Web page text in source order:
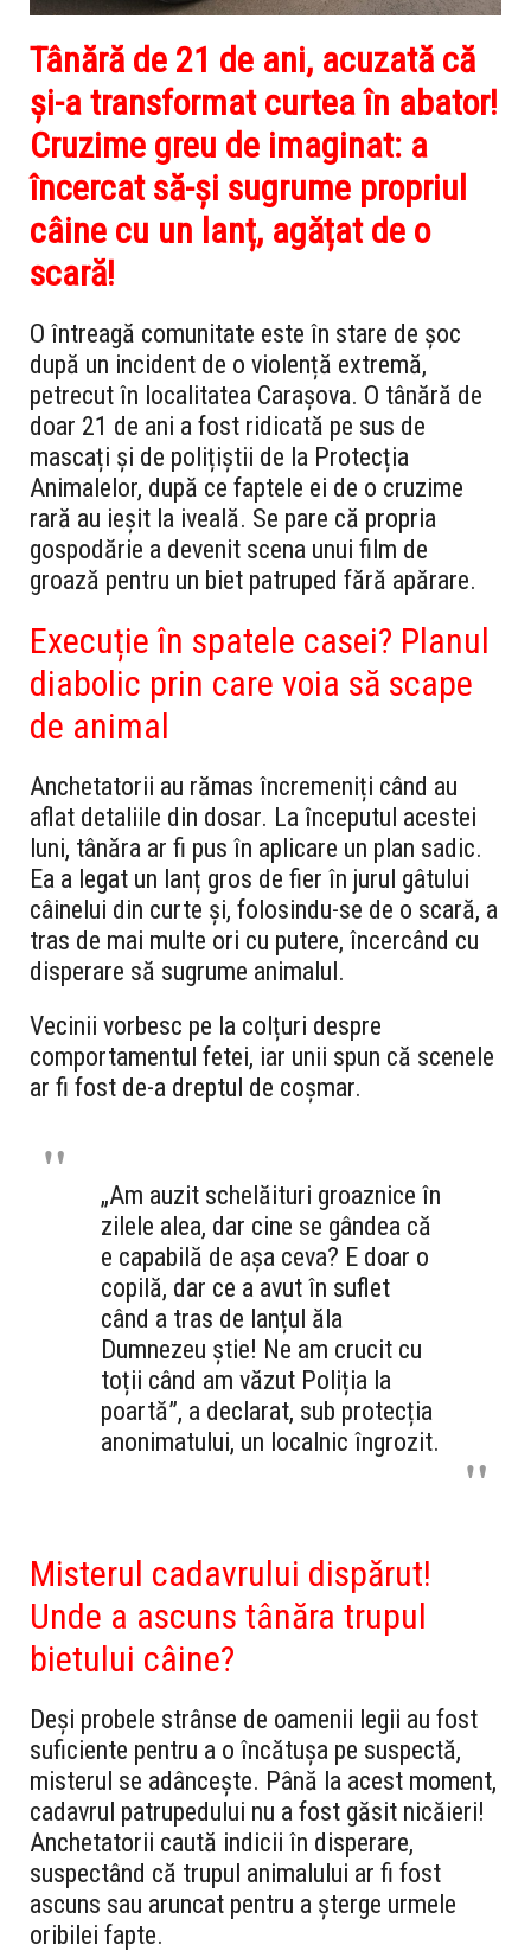
Tânără de 21 de ani, acuzată că
și-a transformat curtea în abator!
Cruzime greu de imaginat: a
încercat să-și sugrume propriul
câine cu un lanț, agățat de o
scară!
O întreagă comunitate este în stare de șoc
după un incident de o violență extremă,
petrecut în localitatea Carașova. O tânără de
doar 21 de ani a fost ridicată pe sus de
mascați și de polițiștii de la Protecția
Animalelor, după ce faptele ei de o cruzime
rară au ieșit la iveală. Se pare că propria
gospodărie a devenit scena unui film de
groază pentru un biet patruped fără apărare.
Execuție în spatele casei? Planul
diabolic prin care voia să scape
de animal
Anchetatorii au rămas încremeniți când au
aflat detaliile din dosar. La începutul acestei
luni, tânăra ar fi pus în aplicare un plan sadic.
Ea a legat un lanț gros de fier în jurul gâtului
câinelui din curte și, folosindu-se de o scară, a
tras de mai multe ori cu putere, încercând cu
disperare să sugrume animalul.
Vecinii vorbesc pe la colțuri despre
comportamentul fetei, iar unii spun că scenele
ar fi fost de-a dreptul de coșmar.
„Am auzit schelăituri groaznice în
zilele alea, dar cine se gândea că
e capabilă de așa ceva? E doar o
copilă, dar ce a avut în suflet
când a tras de lanțul ăla
Dumnezeu știe! Ne am crucit cu
toții când am văzut Poliția la
poartă”, a declarat, sub protecția
anonimatului, un localnic îngrozit.
Misterul cadavrului dispărut!
Unde a ascuns tânăra trupul
bietului câine?
Deși probele strânse de oamenii legii au fost
suficiente pentru a o încătușa pe suspectă,
misterul se adâncește. Până la acest moment,
cadavrul patrupedului nu a fost găsit nicăieri!
Anchetatorii caută indicii în disperare,
suspectând că trupul animalului ar fi fost
ascuns sau aruncat pentru a șterge urmele
oribilei fapte.